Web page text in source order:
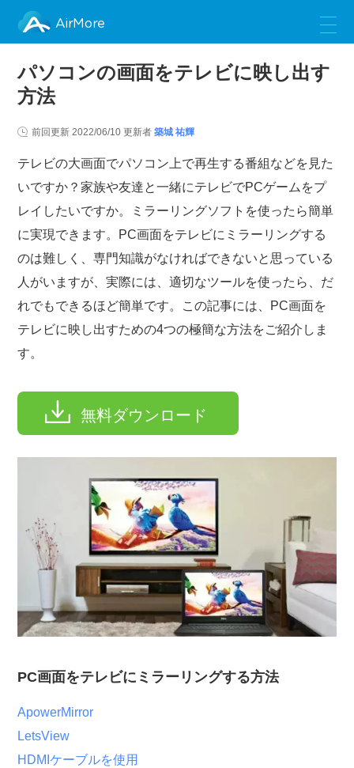
AirMore
パソコンの画面をテレビに映し出す
方法
前回更新2022/06/10 更新者築城 祐輝
テレビの大画面でパソコン上で再生する番組などを見た
いですか？家族や友達と一緒にテレビでPCゲームをプ
レイしたいですか。ミラーリングソフトを使ったら簡単
に実現できます。PC画面をテレビにミラーリングする
のは難しく、専門知識がなければできないと思っている
人がいますが、実際には、適切なツールを使ったら、だ
れでもできるほど簡単です。この記事には、PC画面を
テレビに映し出すための4つの極簡な方法をご紹介しま
す。
無料ダウンロード
PC画面をテレビにミラーリングする方法
ApowerMirror
LetsView
HDMIケーブルを使用